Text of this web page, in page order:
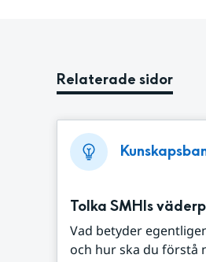
Relaterade sidor
Tolka SMHIs
Vad betyder
och hur ska du förstå